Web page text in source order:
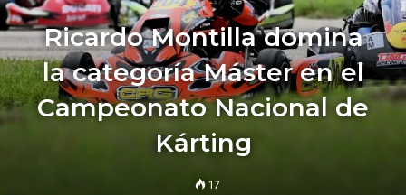
Ricardo Montilla domina
la categoría Máster en el
Campeonato Nacional de
Kárting
17